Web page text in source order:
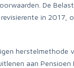
De
in
aan